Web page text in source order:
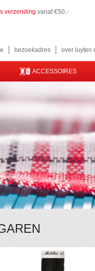
verzending vanaf €50,-
bezoekadres over luyten
ACCESSOIRES